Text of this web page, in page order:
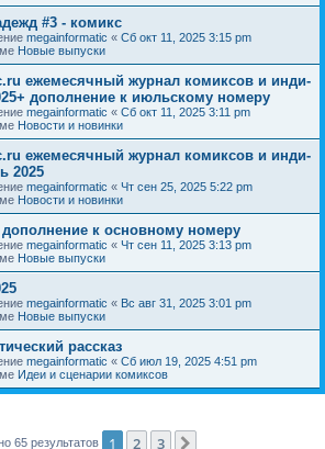
#3 - комикс
megainformatic « Сб окт 11, 2025 3:15 pm
Новые выпуски
ежемесячный журнал комиксов и инди-
дополнение к июльскому номеру
megainformatic « Сб окт 11, 2025 3:11 pm
Новости и новинки
ежемесячный журнал комиксов и инди-
2025
megainformatic « Чт сен 25, 2025 5:22 pm
Новости и новинки
к основному номеру
megainformatic « Чт сен 11, 2025 3:13 pm
Новые выпуски
megainformatic « Вс авг 31, 2025 3:01 pm
Новые выпуски
рассказ
megainformatic « Сб июл 19, 2025 4:51 pm
Идеи и сценарии комиксов
65 результатов 1 2 3